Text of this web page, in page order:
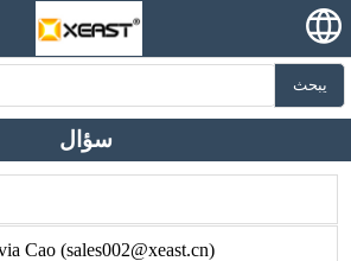
يبحث
سؤال
Cao (sales002@xeast.cn)